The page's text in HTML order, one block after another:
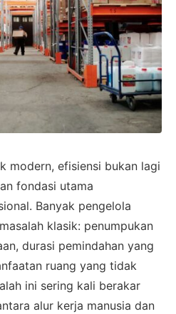
modern, efisiensi bukan lagi
fondasi utama
Banyak pengelola
klasik: penumpukan
durasi pemindahan yang
ruang yang tidak
ini sering kali berakar
alur kerja manusia dan